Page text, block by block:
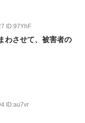
ID:97YhF
わさせて、被害者の
ID:au7vr